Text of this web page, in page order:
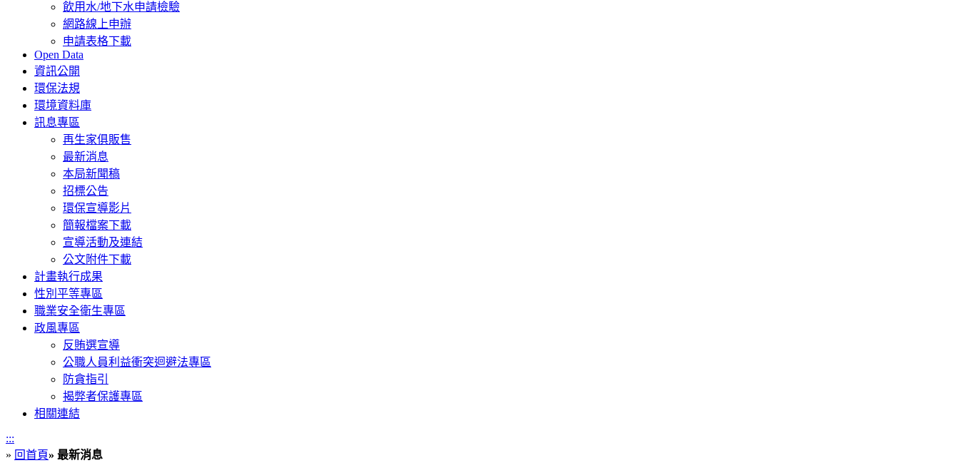
飲用水/地下水申請檢驗
網路線上申辦
申請表格下載
Open Data
資訊公開
環保法規
環境資料庫
訊息專區
再生家俱販售
最新消息
本局新聞稿
招標公告
環保宣導影片
簡報檔案下載
宣導活動及連結
公文附件下載
計畫執行成果
性別平等專區
職業安全衛生專區
政風專區
反賄選宣導
公職人員利益衝突迴避法專區
防貪指引
揭弊者保護專區
相關連結
:::
» 回首頁» 最新消息